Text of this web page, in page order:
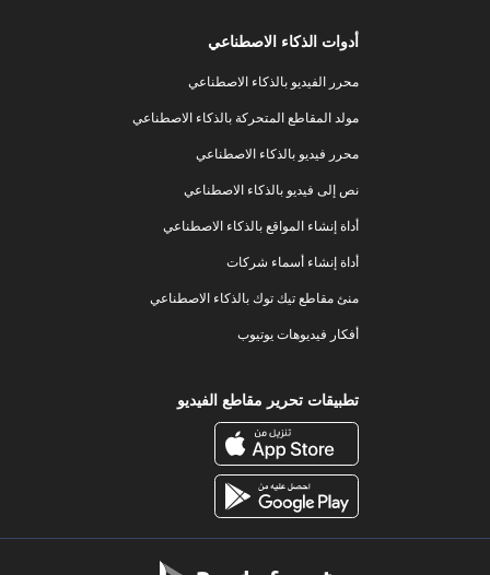
أدوات الذكاء الاصطناعي
محرر الفيديو بالذكاء الاصطناعي
مولد المقاطع المتحركة بالذكاء الاصطناعي
محرر فيديو بالذكاء الاصطناعي
نص إلى فيديو بالذكاء الاصطناعي
أداة إنشاء المواقع بالذكاء الاصطناعي
أداة إنشاء أسماء شركات
منئ مقاطع تيك توك بالذكاء الاصطناعي
أفكار فيديوهات يوتيوب
تطبيقات تحرير مقاطع الفيديو